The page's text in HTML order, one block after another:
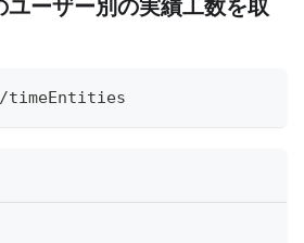
ーザー別の実績工数を取
timeEntities